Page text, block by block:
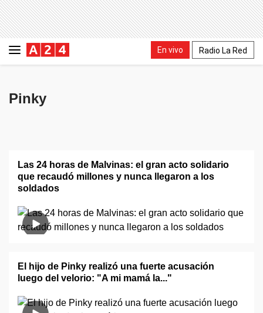
En vivo Radio La Red
Pinky
Las 24 horas de Malvinas: el gran acto solidario
que recaudó millones y nunca llegaron a los
soldados
El hijo de Pinky realizó una fuerte acusación
luego del velorio: "A mi mamá la..."